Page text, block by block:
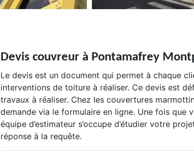
Devis couvreur à Pontamafrey
Le devis est un document qui permet à chaque
interventions de toiture à réaliser. Ce devis est
travaux à réaliser. Chez les couvertures
demande via le formulaire en ligne. Une fois que
équipe d’estimateur s’occupe d’étudier votre
réponse à la requête.